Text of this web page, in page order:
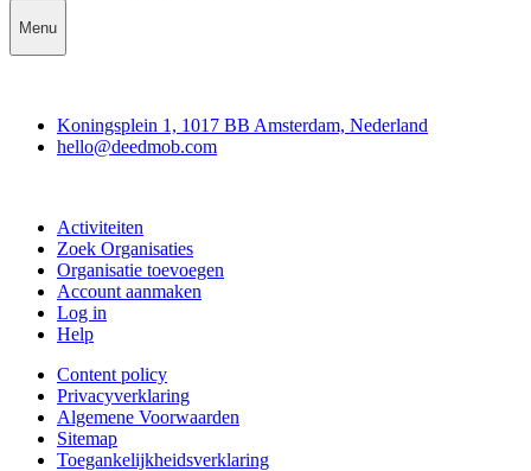
Menu
Koningsplein 1, 1017 BB Amsterdam, Nederland
hello@deedmob.com
Activiteiten
Zoek Organisaties
Organisatie toevoegen
Account aanmaken
Log in
Help
Content policy
Privacyverklaring
Algemene Voorwaarden
Sitemap
Toegankelijkheidsverklaring